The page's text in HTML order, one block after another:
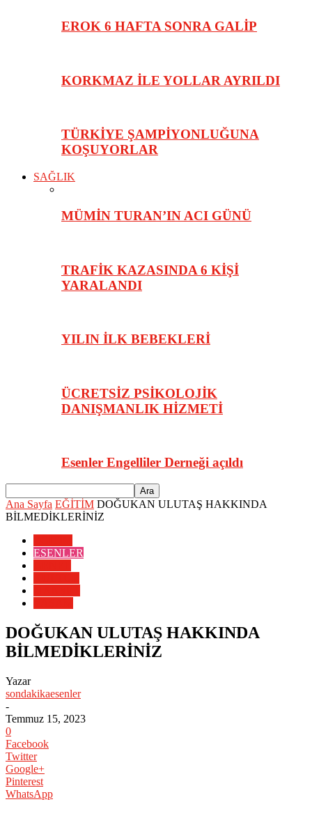
EROK 6 HAFTA SONRA GALİP
KORKMAZ İLE YOLLAR AYRILDI
TÜRKİYE ŞAMPİYONLUĞUNA
KOŞUYORLAR
SAĞLIK
MÜMİN TURAN’IN ACI GÜNÜ
TRAFİK KAZASINDA 6 KİŞİ
YARALANDI
YILIN İLK BEBEKLERİ
ÜCRETSİZ PSİKOLOJİK
DANIŞMANLIK HİZMETİ
Esenler Engelliler Derneği açıldı
Ana Sayfa EĞİTİM DOĞUKAN ULUTAŞ HAKKINDA
BİLMEDİKLERİNİZ
ESENLER
DOĞUKAN ULUTAŞ HAKKINDA
BİLMEDİKLERİNİZ
Yazar
sondakikaesenler
-
Temmuz 15, 2023
0
Facebook
Twitter
Google+
Pinterest
WhatsApp